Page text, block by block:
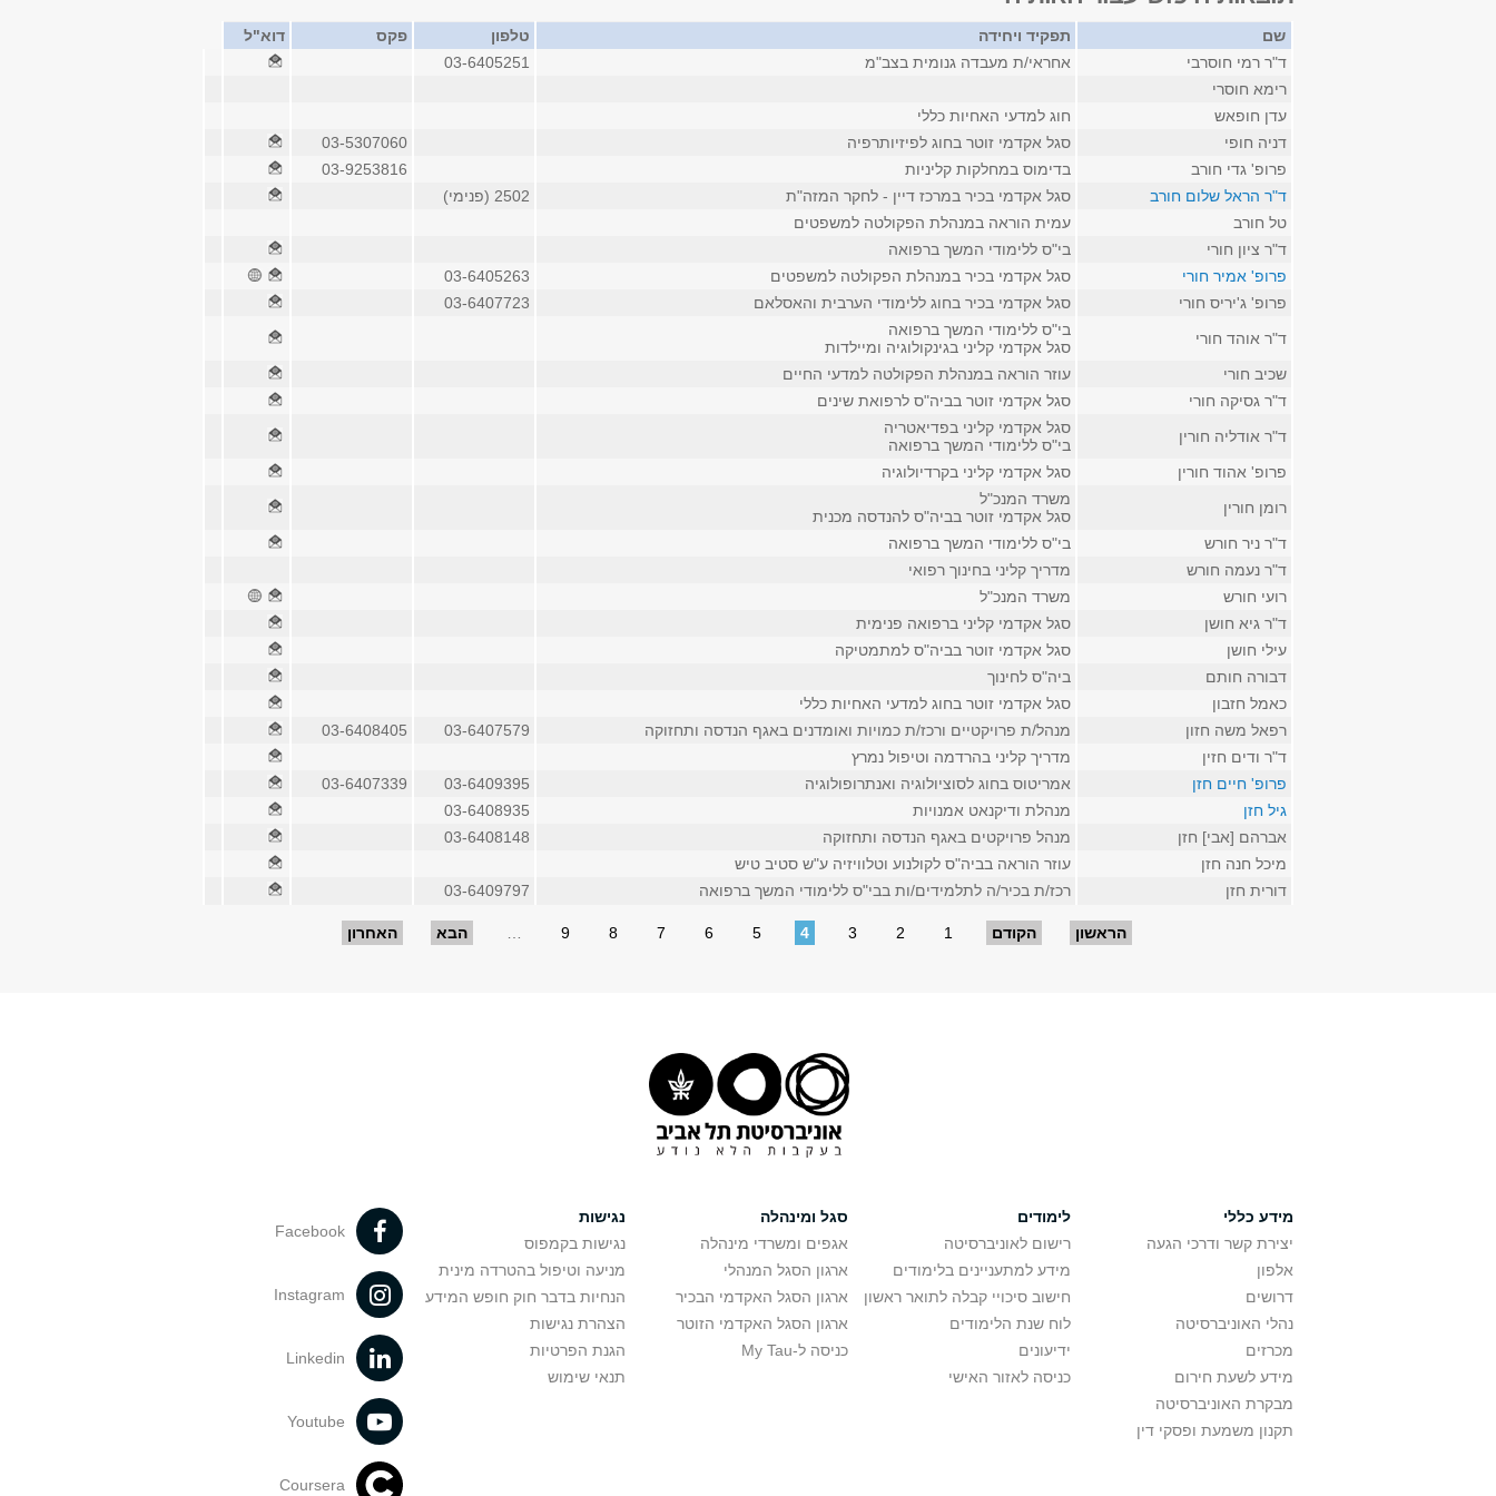
שם תפקיד ויחידה טלפון פקס
דוא"ל
ד"ר רמי חוסרבי
אחראי/ת מעבדה גנומית בצב"מ
03-6405251
רימא חוסרי
עדן חופאש
חוג למדעי האחיות כללי
דניה חופי
סגל אקדמי זוטר בחוג לפיזיותרפיה
03-5307060
פרופ' גדי חורב
בדימוס במחלקות קליניות
03-9253816
ד"ר הראל שלום חורב
סגל אקדמי בכיר במרכז דיין - לחקר המזה"ת
2502 (פנימי)
טל חורב
עמית הוראה במנהלת הפקולטה למשפטים
ד"ר ציון חורי
בי"ס ללימודי המשך ברפואה
פרופ' אמיר חורי
סגל אקדמי בכיר במנהלת הפקולטה למשפטים
03-6405263
פרופ' ג'יריס חורי
סגל אקדמי בכיר בחוג ללימודי הערבית והאסלאם
03-6407723
ד"ר אוהד חורי
בי"ס ללימודי המשך ברפואה
סגל אקדמי קליני בגינקולוגיה ומיילדות
שכיב חורי
עוזר הוראה במנהלת הפקולטה למדעי החיים
ד"ר גסיקה חורי
סגל אקדמי זוטר בביה"ס לרפואת שינים
ד"ר אודליה חורין
סגל אקדמי קליני בפדיאטריה
בי"ס ללימודי המשך ברפואה
פרופ' אהוד חורין
סגל אקדמי קליני בקרדיולוגיה
רומן חורין
משרד המנכ"ל
סגל אקדמי זוטר בביה"ס להנדסה מכנית
ד"ר ניר חורש
בי"ס ללימודי המשך ברפואה
ד"ר נעמה חורש
מדריך קליני בחינוך רפואי
רועי חורש
משרד המנכ"ל
ד"ר גיא חושן
סגל אקדמי קליני ברפואה פנימית
עילי חושן
סגל אקדמי זוטר בביה"ס למתמטיקה
דבורה חותם
ביה"ס לחינוך
כאמל חזבון
סגל אקדמי זוטר בחוג למדעי האחיות כללי
רפאל משה חזון
מנהל/ת פרויקטיים ורכז/ת כמויות ואומדנים באגף הנדסה ותחזוקה 03-6407579
03-6408405
ד"ר ודים חזין
מדריך קליני בהרדמה וטיפול נמרץ
פרופ' חיים חזן
אמריטוס בחוג לסוציולוגיה ואנתרופולוגיה 03-6409395
03-6407339
גיל חזן
מנהלת ודיקנאט אמנויות
03-6408935
אברהם [אבי] חזן
מנהל פרויקטים באגף הנדסה ותחזוקה
03-6408148
מיכל חנה חזן
עוזר הוראה בביה"ס לקולנוע וטלוויזיה ע"ש סטיב טיש
דורית חזן
רכז/ת בכיר/ה לתלמידים/ות בבי"ס ללימודי המשך ברפואה 03-6409797
הראשון הקודם 1
2
3
4
5
6
7
8
9 הבא האחרון
מידע כללי
יצירת קשר ודרכי הגעה
אלפון
דרושים
נהלי האוניברסיטה
מכרזים
מידע לשעת חירום
מבקרת האוניברסיטה
תקנון משמעת ופסקי דין
לימודים
רישום לאוניברסיטה
מידע למתעניינים בלימודים
חישוב סיכויי קבלה לתואר ראשון
לוח שנת הלימודים
ידיעונים
כניסה לאזור האישי
סגל ומינהלה
אגפים ומשרדי מינהלה
ארגון הסגל המנהלי
ארגון הסגל האקדמי הבכיר
ארגון הסגל האקדמי הזוטר
כניסה ל-My Tau
נגישות
נגישות בקמפוס
מניעה וטיפול בהטרדה מינית
הנחיות בדבר חוק חופש המידע
הצהרת נגישות
הגנת הפרטיות
תנאי שימוש
Facebook
Instagram
Linkedin
Youtube
Coursera